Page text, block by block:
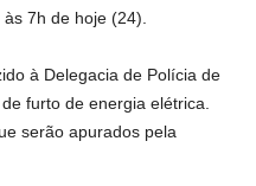
7h de hoje (24).
à Delegacia de Polícia de
furto de energia elétrica.
serão apurados pela